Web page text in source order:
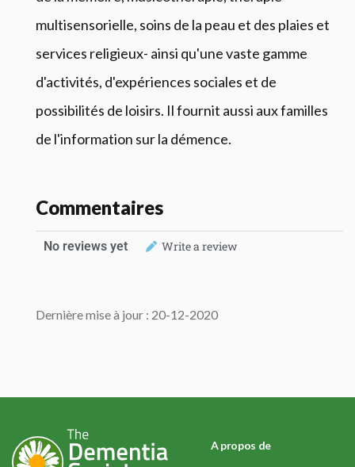
multisensorielle, soins de la peau et des plaies et
services religieux- ainsi qu'une vaste gamme
d'activités, d'expériences sociales et de
possibilités de loisirs. Ilfournit aussi aux familles
de l'information sur la démence.
Commentaires
No reviews yet Write a review
Dernière mise à jour : 20-12-2020
A propos de